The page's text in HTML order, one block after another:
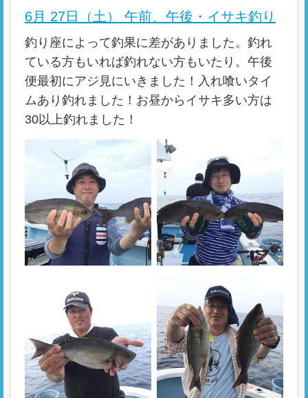
6月 27日（土） 午前、午後・イサキ釣り
釣り座によって釣果に差がありました。釣れ
ている方もいれば釣れない方もいたり。午後
便最初にアジ見にいきました！入れ喰いタイ
ムあり釣れました！お昼からイサキ多い方は
30以上釣れました！